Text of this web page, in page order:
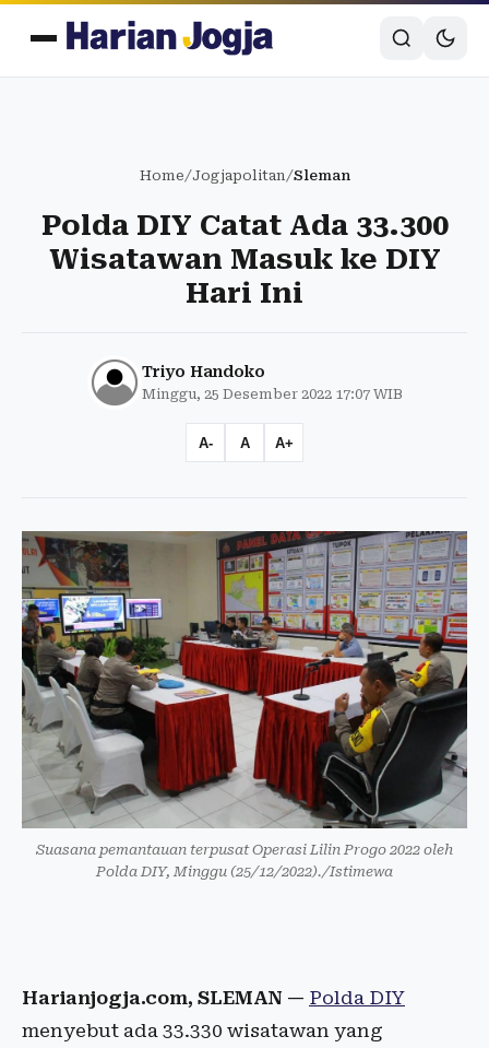
Home/Jogjapolitan/Sleman
Polda DIY Catat Ada 33.300
Wisatawan Masuk ke DIY
Hari Ini
Triyo Handoko
Minggu, 25 Desember 2022 17:07 WIB
A- A A+
Suasana pemantauan terpusat Operasi Lilin Progo 2022 oleh
Polda DIY, Minggu (25/12/2022)./Istimewa
Harianjogja.com, SLEMAN — Polda DIY
menyebut ada 33.330 wisatawan yang